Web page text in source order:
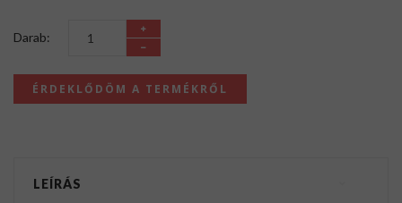
Darab:
ÉRDEKLŐDÖM A TERMÉKRŐL
LEÍRÁS